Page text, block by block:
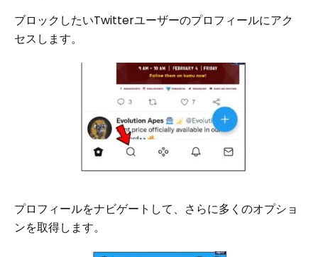
ブロックしたいTwitterユーザーのプロフィールにアク
セスします。
プロフィールをナビゲートして、さらに多くのオプショ
ンを取得します。